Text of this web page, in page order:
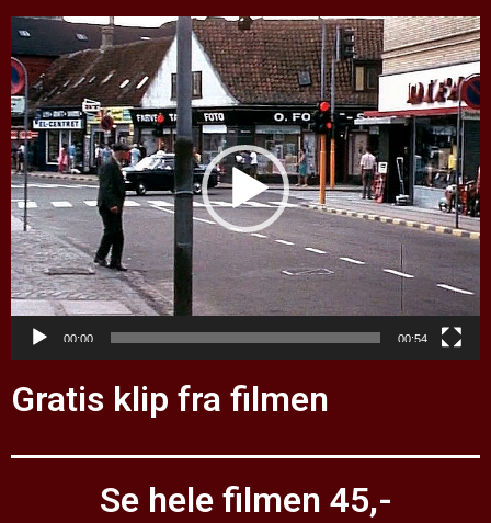
Videoafspiller
00:00 00:54
Gratis klip fra filmen
Se hele filmen 45,-